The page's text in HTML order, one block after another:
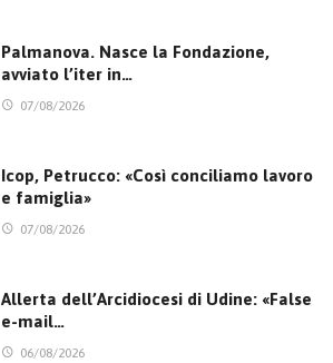
Palmanova. Nasce la Fondazione,
avviato l’iter in…
07/08/2026
Icop, Petrucco: «Così conciliamo lavoro
e famiglia»
07/08/2026
Allerta dell’Arcidiocesi di Udine: «False
e-mail…
06/08/2026